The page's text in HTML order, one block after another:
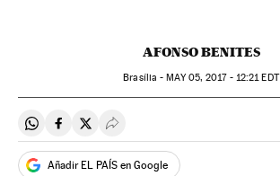
AFONSO BENITES
Brasília -MAY05, 2017 - 12:21EDT
Compartir en Whatsapp
Compartir en Facebook
Compartir en Twitter
Desplegar Redes Sociales
Añadir EL PAÍS en Google